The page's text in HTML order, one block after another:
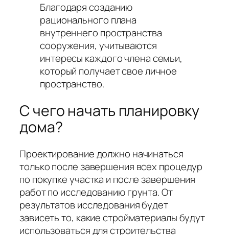
Благодаря созданию
рационального плана
внутреннего пространства
сооружения, учитываются
интересы каждого члена семьи,
который получает свое личное
пространство.
С чего начать планировку
дома?
Проектирование должно начинаться
только после завершения всех процедур
по покупке участка и после завершения
работ по исследованию грунта. От
результатов исследования будет
зависеть то, какие стройматериалы будут
использоваться для строительства